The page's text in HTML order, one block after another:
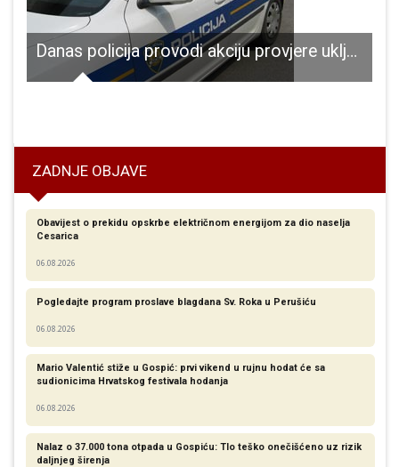
Danas policija provodi akciju provjere uključivanja pokazivača smjera
ZADNJE OBJAVE
Obavijest o prekidu opskrbe električnom energijom za dio naselja
Cesarica
06.08.2026
Pogledajte program proslave blagdana Sv. Roka u Perušiću
06.08.2026
Mario Valentić stiže u Gospić: prvi vikend u rujnu hodat će sa
sudionicima Hrvatskog festivala hodanja
06.08.2026
Nalaz o 37.000 tona otpada u Gospiću: Tlo teško onečišćeno uz rizik
daljnjeg širenja